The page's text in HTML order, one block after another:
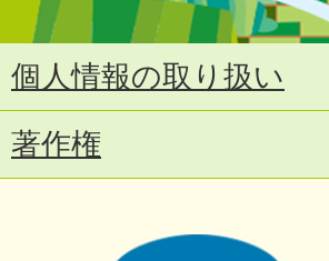
個人情報の取り扱い
著作権